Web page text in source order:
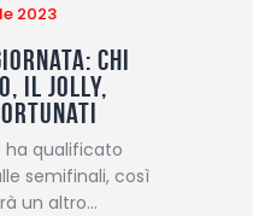
2023
chi
il jolly,
ha qualificato
semifinali, così
un altro…